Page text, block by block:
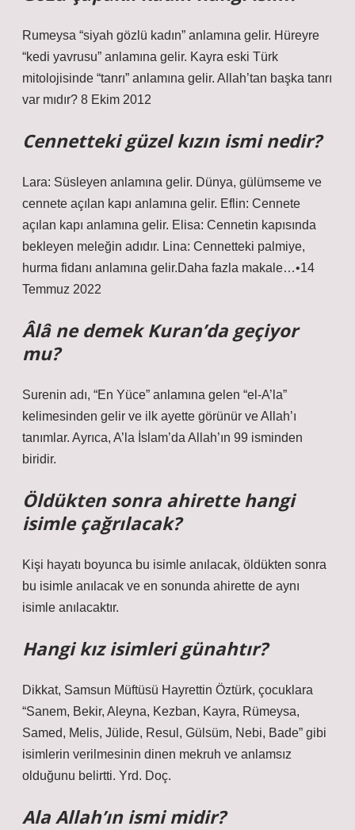
Rumeysa “siyah gözlü kadın” anlamına gelir. Hüreyre
“kedi yavrusu” anlamına gelir. Kayra eski Türk
mitolojisinde “tanrı” anlamına gelir. Allah’tan başka tanrı
var mıdır? 8 Ekim 2012
Cennetteki güzel kızın ismi nedir?
Lara: Süsleyen anlamına gelir. Dünya, gülümseme ve
cennete açılan kapı anlamına gelir. Eflin: Cennete
açılan kapı anlamına gelir. Elisa: Cennetin kapısında
bekleyen meleğin adıdır. Lina: Cennetteki palmiye,
hurma fidanı anlamına gelir.Daha fazla makale…•14
Temmuz 2022
Âlâ ne demek Kuran’da geçiyor
mu?
Surenin adı, “En Yüce” anlamına gelen “el-A’la”
kelimesinden gelir ve ilk ayette görünür ve Allah’ı
tanımlar. Ayrıca, A’la İslam’da Allah’ın 99 isminden
biridir.
Öldükten sonra ahirette hangi
isimle çağrılacak?
Kişi hayatı boyunca bu isimle anılacak, öldükten sonra
bu isimle anılacak ve en sonunda ahirette de aynı
isimle anılacaktır.
Hangi kız isimleri günahtır?
Dikkat, Samsun Müftüsü Hayrettin Öztürk, çocuklara
“Sanem, Bekir, Aleyna, Kezban, Kayra, Rümeysa,
Samed, Melis, Jülide, Resul, Gülsüm, Nebi, Bade” gibi
isimlerin verilmesinin dinen mekruh ve anlamsız
olduğunu belirtti. Yrd. Doç.
Ala Allah’ın ismi midir?